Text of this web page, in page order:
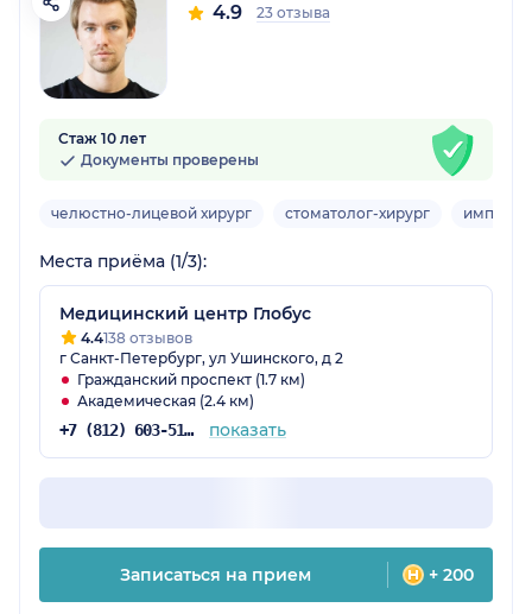
4.9 23 отзыва
Стаж 10 лет
Документы проверены
челюстно-лицевой хирург стоматолог-хирург
Места приёма (1/3):
Медицинский центр Глобус
4.4138 отзывов
г Санкт-Петербург, ул Ушинского, д 2
Гражданский проспект (1.7 км)
Академическая (2.4 км)
+7 (812) 603-51-13 показать
Записаться на прием + 200